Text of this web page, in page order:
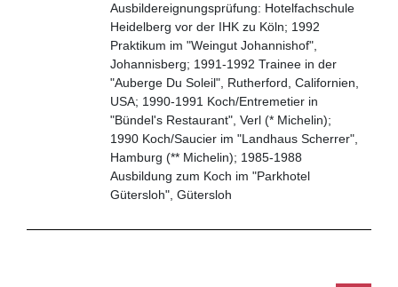
Ausbildereignungsprüfung: Hotelfachschule
Heidelberg vor der IHK zu Köln; 1992
Praktikum im "Weingut Johannishof",
Johannisberg; 1991-1992 Trainee in der
"Auberge Du Soleil", Rutherford, Californien,
USA; 1990-1991 Koch/Entremetier in
"Bündel's Restaurant", Verl (* Michelin);
1990 Koch/Saucier im "Landhaus Scherrer",
Hamburg (** Michelin); 1985-1988
Ausbildung zum Koch im "Parkhotel
Gütersloh", Gütersloh